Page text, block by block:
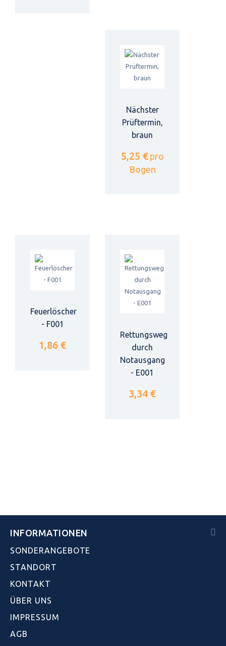
Nächster
Prüftermin,
braun
5,25 € pro
Bogen
Feuerlöscher
- F001
1,86 €
Rettungsweg
durch
Notausgang
- E001
3,34 €
INFORMATIONEN
SONDERANGEBOTE
STANDORT
KONTAKT
ÜBER UNS
IMPRESSUM
AGB